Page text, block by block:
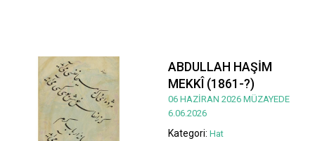
ABDULLAH HAŞİM
MEKKÎ (1861-?)
06 HAZİRAN 2026 MÜZAYEDE
6.06.2026
Kategori: Hat